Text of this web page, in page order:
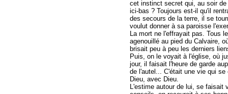
cet instinct secret qui, au soir
ici-bas ? Toujours est-il qu'il
des secours de la terre, il se
voulut donner à sa paroisse
La mort ne l'effrayait pas. Tous
agenouillé au pied du Calvaire,
brisait peu à peu les derniers
Puis, on le voyait à l'église, où
jour, il faisait l'heure de garde
de l'autel... C'était une vie qui
Dieu, avec Dieu.
L'estime autour de lui, se faisait